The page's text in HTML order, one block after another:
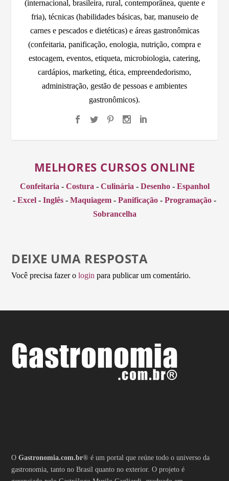
(internacional, brasileira, rural, contemporânea, quente e
fria), técnicas (habilidades básicas, bar, manuseio de
carnes e pescados e dietéticas) e áreas gastronômicas
(confeitaria, panificação, enologia, nutrição, compra e
estocagem, eventos, etiqueta, microbiologia, catering,
cardápios, marketing, ética, empreendedorismo,
administração, gestão de pessoas e ambientes
gastronômicos).
MELHORES CURSOS ONLINE
Confeitaria - Costura - Culinária - Desenho- Espanhol
- Excel - Inglês - Maquiagem - Panificação - Programação -
Sobrancelha
DEIXE UMA RESPOSTA
Você precisa fazer ologin para publicar um comentário.
OGastronomia.com.br® é um portal que reúne todo o universo da
gastronomia, tanto no Brasil quanto no exterior. O projeto é